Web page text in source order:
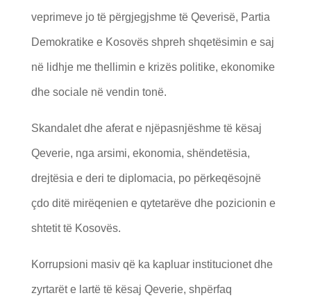
veprimeve jo të përgjegjshme të Qeverisë, Partia
Demokratike e Kosovës shpreh shqetësimin e saj
në lidhje me thellimin e krizës politike, ekonomike
dhe sociale në vendin tonë.
Skandalet dhe aferat e njëpasnjëshme të kësaj
Qeverie, nga arsimi, ekonomia, shëndetësia,
drejtësia e deri te diplomacia, po përkeqësojnë
çdo ditë mirëqenien e qytetarëve dhe pozicionin e
shtetit të Kosovës.
Korrupsioni masiv që ka kapluar institucionet dhe
zyrtarët e lartë të kësaj Qeverie, shpërfaq